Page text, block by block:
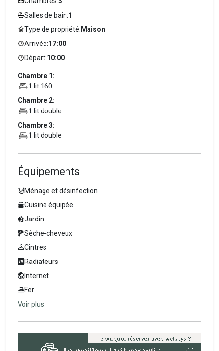
Salles de bain:1
Type de propriété: Maison
Arrivée:17:00
Départ:10:00
Chambre 1:
1 lit 160
Chambre 2:
1 lit double
Chambre 3:
1 lit double
Équipements
Ménage et désinfection
Cuisine équipée
Jardin
Sèche-cheveux
Cintres
Radiateurs
Internet
Fer
Voir plus